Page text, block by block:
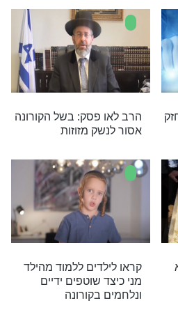
קורונה: הרב זמיר כהן עושה
סדר בשמועות